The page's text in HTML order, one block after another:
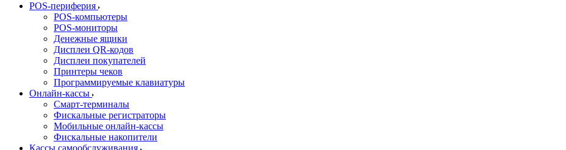
POS-периферия
POS-компьютеры
POS-мониторы
Денежные ящики
Дисплеи QR-кодов
Дисплеи покупателей
Принтеры чеков
Программируемые клавиатуры
Онлайн-кассы
Смарт-терминалы
Фискальные регистраторы
Мобильные онлайн-кассы
Фискальные накопители
Кассы самообслуживания